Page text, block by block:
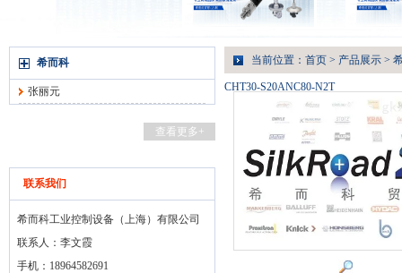
希而科
张丽元
查看更多+
联系我们
希而科工业控制设备（上海）有限公司
联系人：李文霞
手机：18964582691
当前位置： 首页 > 产品展示 >
CHT30-S20ANC80-N2T